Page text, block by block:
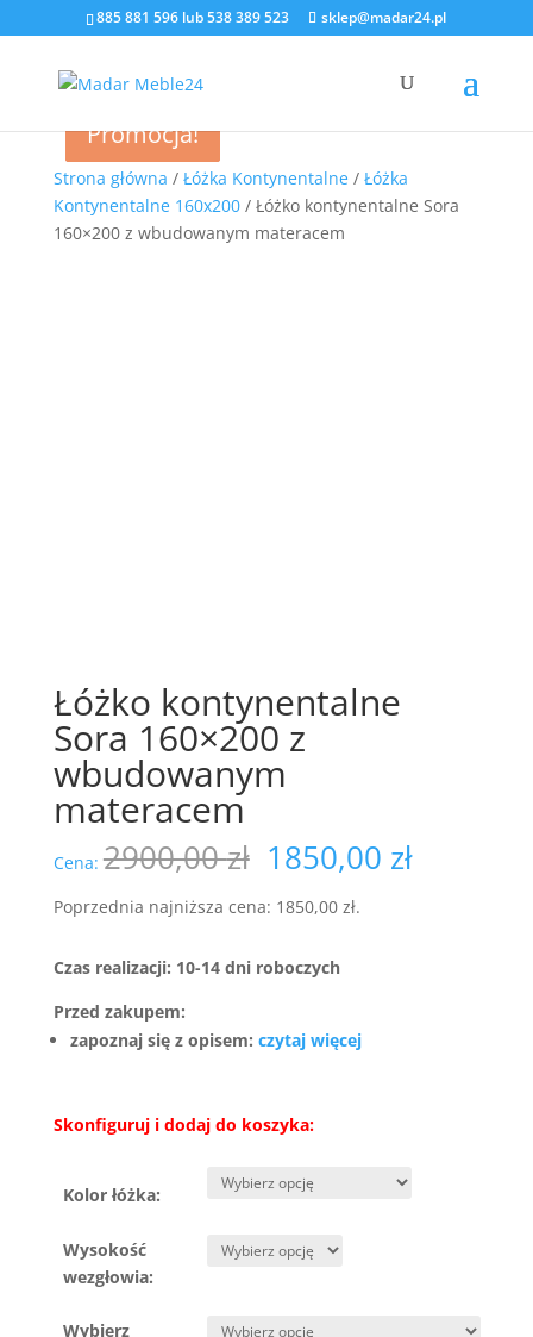
885 881 596 lub538 389 523 sklep@madar24.pl
Strona główna / Łóżka Kontynentalne/ Łóżka
Kontynentalne 160x200/ Łóżko kontynentalne Sora
160×200 z wbudowanym materacem
Promocja!
Łóżko kontynentalne
Sora 160×200 z
wbudowanym
materacem
Cena: 2900,00zł Pierwotna
cena
wynosiła:
1850,00 zł
Poprzednia najniższa cena: 1850,00 zł.
Czas realizacji: 10-14 dni roboczych
Przed zakupem:
zapoznaj się z opisem: czytaj więcej
Skonfiguruj i dodaj do koszyka:
Kolor łóżka:
Wysokość
wezgłowia:
Wybierz
Promocja!
Promocja!
Promocja!